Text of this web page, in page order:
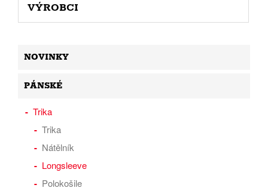
VÝROBCI
NOVINKY
PÁNSKÉ
Trika
Trika
Nátělník
Longsleeve
Polokošile